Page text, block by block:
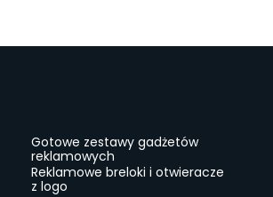
Gotowe zestawy gadżetów
reklamowych
Reklamowe breloki i otwieracze
z logo